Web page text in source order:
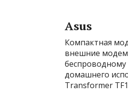
Asus
Компактная
внешние
беспроводному
домашнего
Transformer